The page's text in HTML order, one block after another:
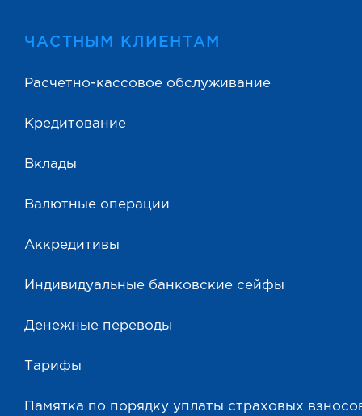
ЧАСТНЫМ КЛИЕНТАМ
Расчетно-кассовое обслуживание
Кредитование
Вклады
Валютные операции
Аккредитивы
Индивидуальные банковские сейфы
Денежные переводы
Тарифы
Памятка по порядку уплаты страховых